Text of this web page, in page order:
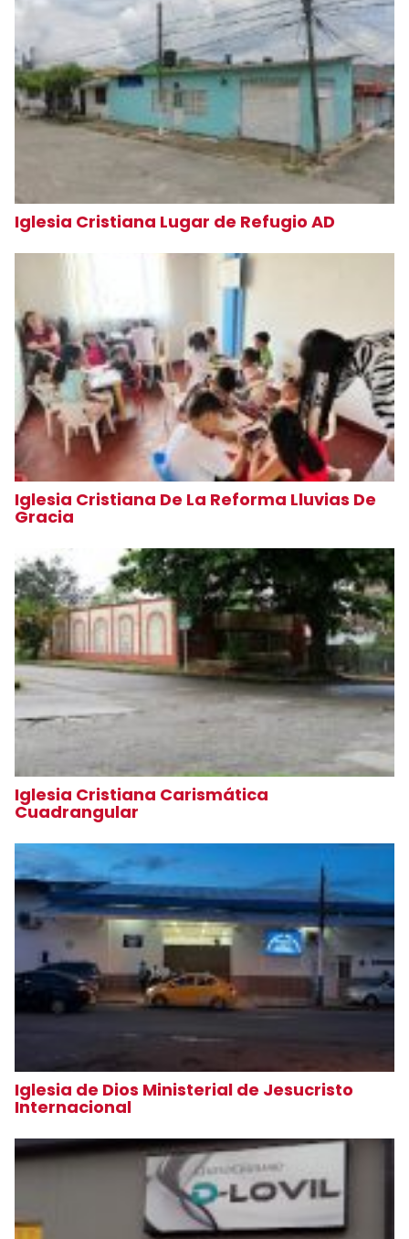
Iglesia Cristiana Lugar de Refugio AD
Iglesia Cristiana De La Reforma Lluvias De
Gracia
Iglesia Cristiana Carismática
Cuadrangular
Iglesia de Dios Ministerial de Jesucristo
Internacional